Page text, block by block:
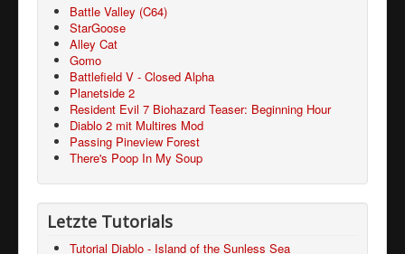
Battle Valley (C64)
StarGoose
Alley Cat
Gomo
Battlefield V - Closed Alpha
Planetside 2
Resident Evil 7 Biohazard Teaser: Beginning Hour
Diablo 2 mit Multires Mod
Passing Pineview Forest
There's Poop In My Soup
Letzte Tutorials
Tutorial Diablo - Island of the Sunless Sea